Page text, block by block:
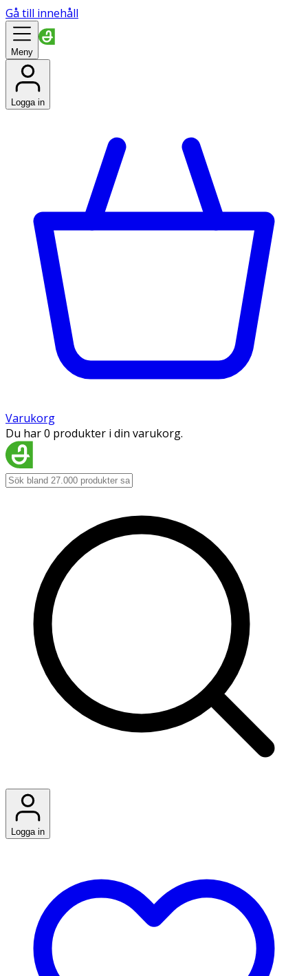
Gå till innehåll
Meny
Logga in
Varukorg
Du har 0 produkter i din varukorg.
Logga in